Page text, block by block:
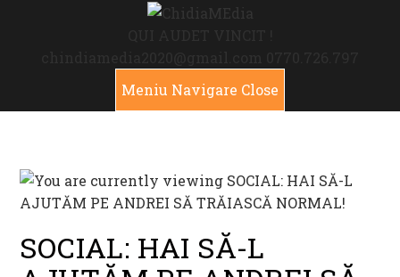
Meniu Navigare Close
SOCIAL: HAI SĂ-L